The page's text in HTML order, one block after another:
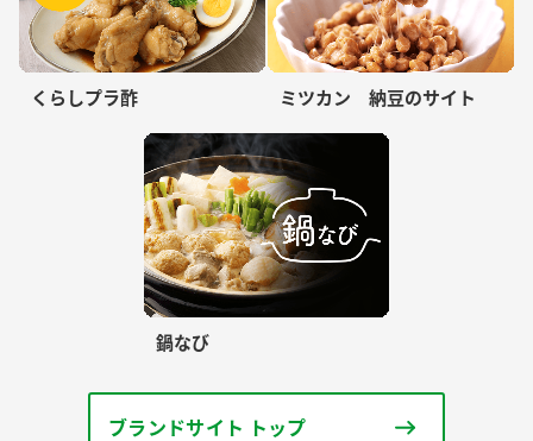
くらしプラ酢 ミツカン 納豆のサイト
鍋なび
ブランドサイト トップ